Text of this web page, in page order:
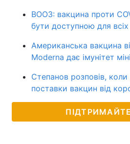
ВООЗ: вакцина проти
бути доступною для всіх
Американська вакцина
Moderna дає імунітет
Степанов розповів, коли
поставки вакцин від